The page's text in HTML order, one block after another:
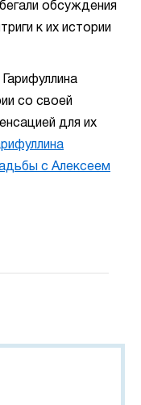
обсуждения
к их истории
со своей
для их
с Алексеем